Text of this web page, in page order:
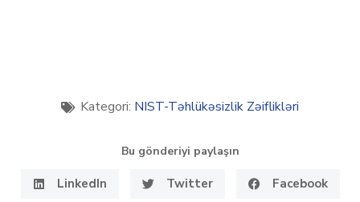
Kategori: NIST-Təhlükəsizlik Zəiflikləri
Bu gönderiyi paylaşın
LinkedIn Twitter Facebook